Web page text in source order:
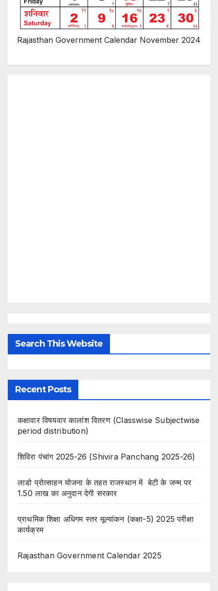
Rajasthan Government Calendar November 2024
Search This Website
Recent Posts
कक्षावार विषयवार कालांश वितरण (Classwise Subjectwise
period distribution)
शिविरा पंचांग 2025-26 (Shivira Panchang 2025-26)
लाडो प्रोत्साहन योजना के तहत राजस्थान में बेटी के जन्म पर
1.50 लाख का अनुदान देगी सरकार
प्राथमिक शिक्षा अधिगम स्तर मूल्यांकन (कक्षा-5) 2025 परीक्षा
कार्यक्रम
Rajasthan Government Calendar 2025